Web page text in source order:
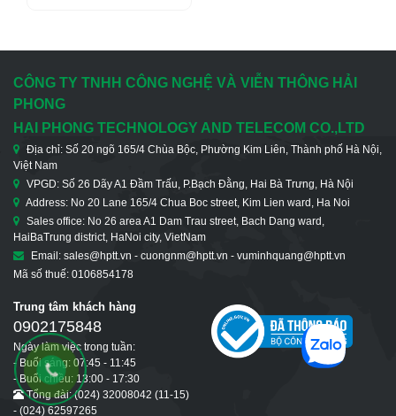
CÔNG TY TNHH CÔNG NGHỆ VÀ VIỄN THÔNG HẢI
PHONG
HAI PHONG TECHNOLOGY AND TELECOM CO.,LTD
Địa chỉ: Số 20 ngõ 165/4 Chùa Bộc, Phường Kim Liên, Thành phố Hà Nội,
Việt Nam
VPGD: Số 26 Dãy A1 Đầm Trấu, P.Bạch Đằng, Hai Bà Trưng, Hà Nội
Address: No 20 Lane 165/4 Chua Boc street, Kim Lien ward, Ha Noi
Sales office: No 26 area A1 Dam Trau street, Bach Dang ward,
HaiBaTrung district, HaNoi city, VietNam
Email: sales@hptt.vn - cuongnm@hptt.vn - vuminhquang@hptt.vn
Mã số thuế: 0106854178
Trung tâm khách hàng
0902175848
Ngày làm việc trong tuần:
- Buổi sáng: 07:45 - 11:45
- Buổi chiều: 13:00 - 17:30
Tổng đài: (024) 32008042 (11-15)
- (024) 62597265